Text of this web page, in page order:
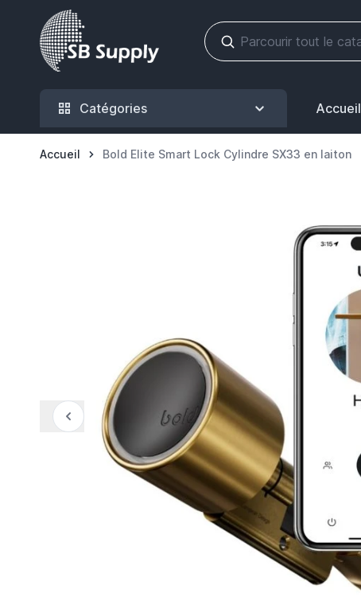
Allez au contenu
Catégories Accueil
Accueil Bold Elite Smart Lock Cylindre SX33 en laiton